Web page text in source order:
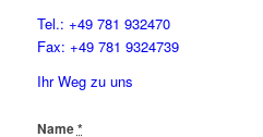
Tel.: +49 781 932470
Fax: +49 781 9324739
Ihr Weg zu uns
Name*